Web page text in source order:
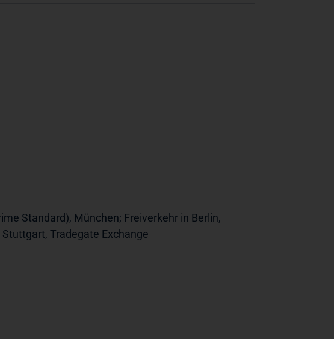
Standard), München; Freiverkehr in Berlin,
Tradegate Exchange